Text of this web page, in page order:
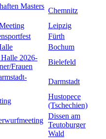
Masters
Chemnitz
Leipzig
Fürth
Bochum
2026-
Frauen
Bielefeld
Darmstadt
Hustopece
(Tschechien)
Dissen am
Teutoburger
Wald